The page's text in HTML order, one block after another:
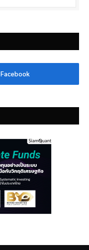
Facebook